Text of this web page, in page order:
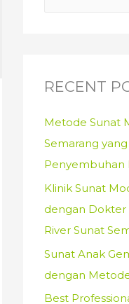
h
RECENT
Metode Sunat
Semarang
Penyembuhan
Klinik Sunat
dengan Dokter
River Sunat
Sunat Anak
dengan
Best